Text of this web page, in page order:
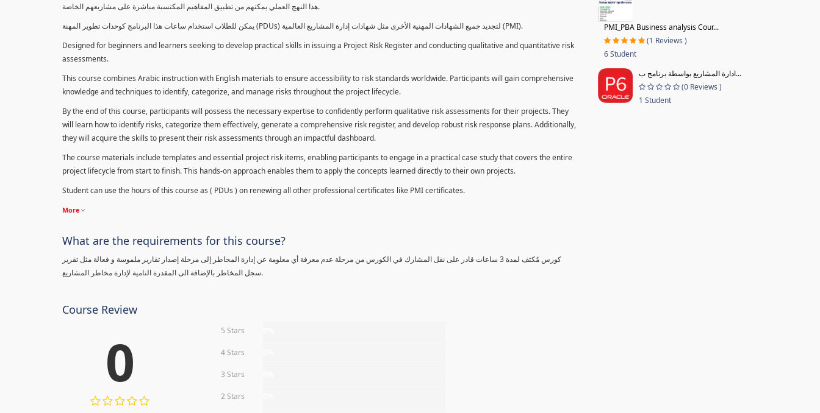
هذا النهج العملي يمكنهم من تطبيق المفاهيم المكتسبة مباشرة على مشاريعهم الخاصة.
يمكن للطلاب استخدام ساعات هذا البرنامج كوحدات تطوير المهنة (PDUs) لتجديد جميع الشهادات المهنية الأخرى مثل شهادات إدارة المشاريع العالمية (PMI).
Designed for beginners and learners seeking to develop practical skills in issuing a Project Risk Register and conducting qualitative and quantitative risk
assessments.
This course combines Arabic instruction with English materials to ensure accessibility to risk standards worldwide. Participants will gain comprehensive
knowledge and techniques to identify, categorize, and manage risks throughout the project lifecycle.
By the end of this course, participants will possess the necessary expertise to confidently perform qualitative risk assessments for their projects. They
will learn how to identify risks, categorize them effectively, generate a comprehensive risk register, and develop robust risk response plans. Additionally,
they will acquire the skills to present their risk assessments through an impactful dashboard.
The course materials include templates and essential project risk items, enabling participants to engage in a practical case study that covers the entire
project lifecycle from start to finish. This hands-on approach enables them to apply the concepts learned directly to their own projects.
Student can use the hours of this course as ( PDUs ) on renewing all other professional certificates like PMI certificates.
More
What are the requirements for this course?
كورس مٌكثف لمدة 3 ساعات قادر على نقل المشارك في الكورس من مرحلة عدم معرفة أي معلومة عن إدارة المخاطر إلى مرحلة إصدار تقارير ملموسة و فعالة مثل تقرير
سجل المخاطر بالإضافة الى المقدرة التامية لإدارة مخاطر المشاريع.
Course Review
0 5 Stars
4 Stars
3 Stars
2 Stars
PMI_PBA Business analysis Cour...
(1 Reviews )
6 Student
ادارة المشاريع بواسطة برنامج ب...
(0 Reviews )
1 Student